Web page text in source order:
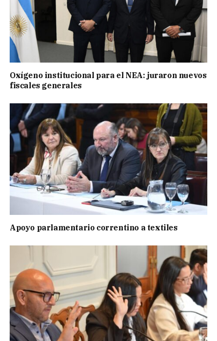
Oxígeno institucional para el NEA: juraron nuevos
fiscales generales
Apoyo parlamentario correntino a textiles